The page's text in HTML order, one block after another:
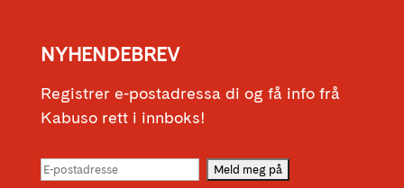
NYHENDEBREV
Registrer e-postadressa di og få info frå
Kabuso rett i innboks!